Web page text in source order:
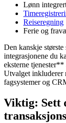
Lønn
Reiseregning
Ferie og
Den kanskje
integrasjonene du
eksterne
Utvalget inkluderer
fagsystemer og
Viktig: Sett